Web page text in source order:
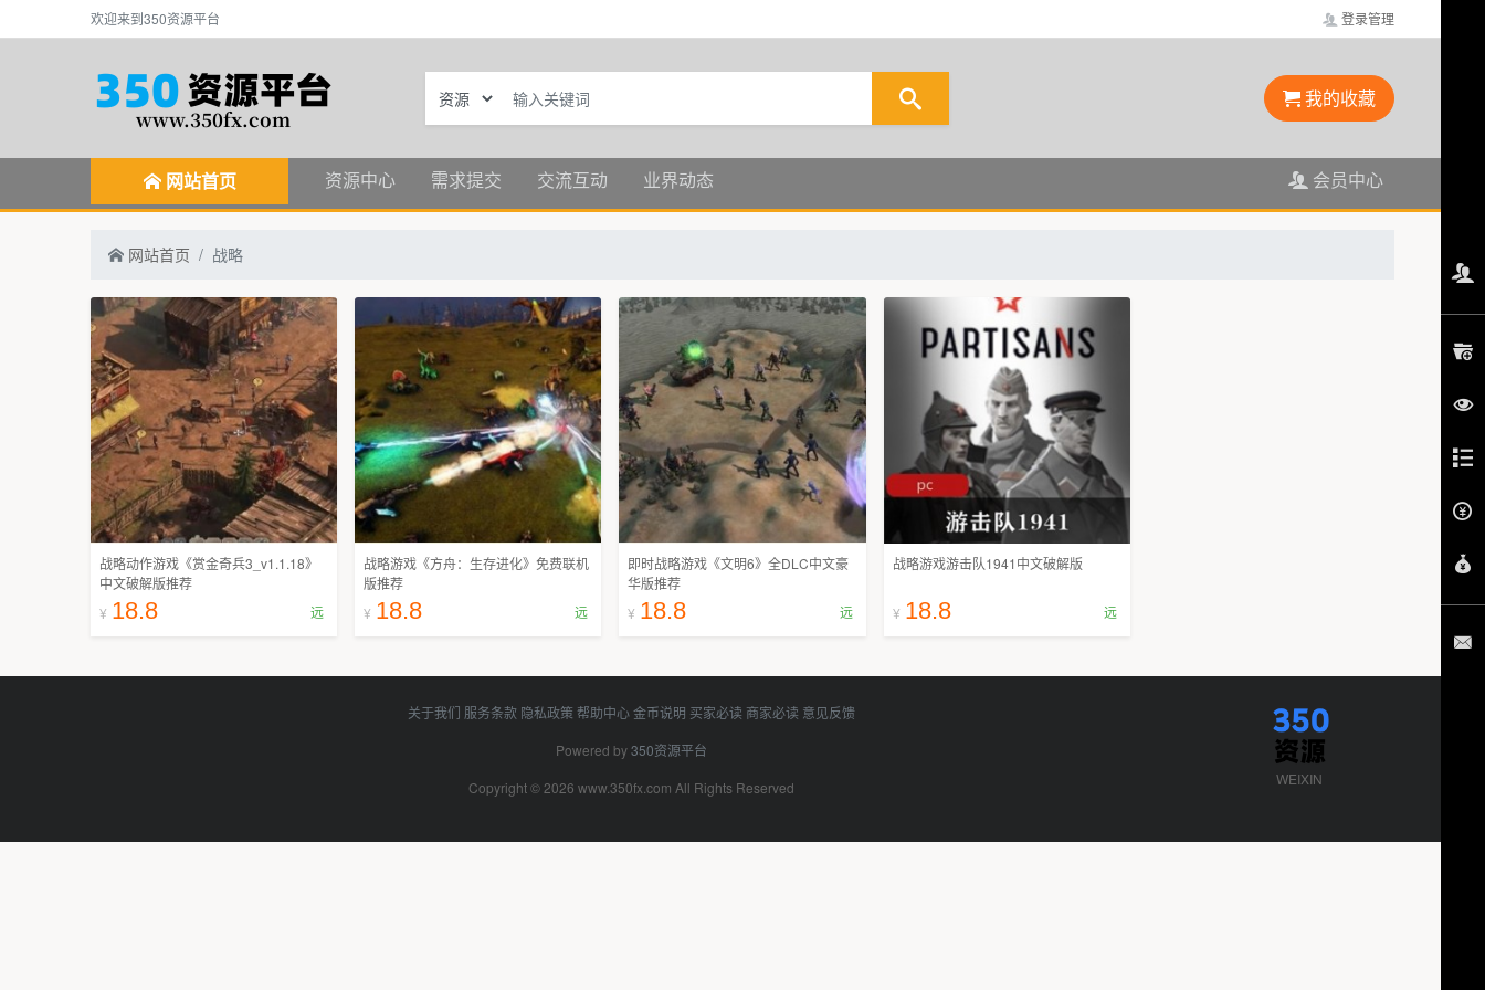
欢迎来到350资源平台 登录管理
我的收藏
网站首页 资源中心 需求提交 交流互动 业界动态 会员中心
网站首页 战略
战略动作游戏《赏金奇兵3_v1.1.18》
中文破解版推荐
¥ 18.8 远
战略游戏《方舟：生存进化》免费联机
版推荐
¥ 18.8 远
即时战略游戏《文明6》全DLC中文豪
华版推荐
¥ 18.8 远
战略游戏游击队1941中文破解版
¥ 18.8 远
关于我们 服务条款 隐私政策 帮助中心金币说明 买家必读 商家必读 意见反馈
Powered by350资源平台
Copyright © 2026 www.350fx.com All Rights Reserved
WEIXIN